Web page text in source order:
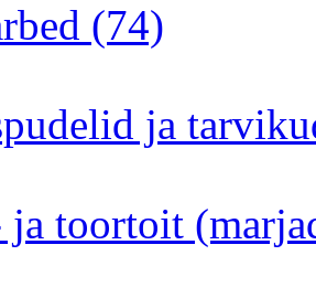
(74)
ja
ja toortoit